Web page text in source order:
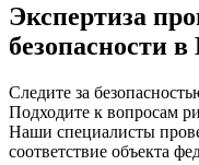
Экспертиза
безопасности
Следите за
Подходите к вопросам
Наши специалисты
соответствие объекта